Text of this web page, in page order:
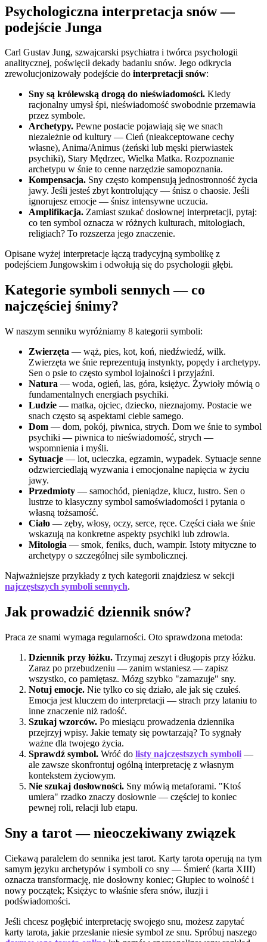
Psychologiczna interpretacja snów —
podejście Junga
Carl Gustav Jung, szwajcarski psychiatra i twórca psychologii
analitycznej, poświęcił dekady badaniu snów. Jego odkrycia
zrewolucjonizowały podejście do interpretacji snów:
Sny są królewską drogą do nieświadomości. Kiedy
racjonalny umysł śpi, nieświadomość swobodnie przemawia
przez symbole.
Archetypy. Pewne postacie pojawiają się we snach
niezależnie od kultury — Cień (nieakceptowane cechy
własne), Anima/Animus (żeński lub męski pierwiastek
psychiki), Stary Mędrzec, Wielka Matka. Rozpoznanie
archetypu w śnie to cenne narzędzie samopoznania.
Kompensacja. Sny często kompensują jednostronność życia
jawy. Jeśli jesteś zbyt kontrolujący — śnisz o chaosie. Jeśli
ignorujesz emocje — śnisz intensywne uczucia.
Amplifikacja. Zamiast szukać dosłownej interpretacji, pytaj:
co ten symbol oznacza w różnych kulturach, mitologiach,
religiach? To rozszerza jego znaczenie.
Opisane wyżej interpretacje łączą tradycyjną symbolikę z
podejściem Jungowskim i odwołują się do psychologii głębi.
Kategorie symboli sennych — co
najczęściej śnimy?
W naszym senniku wyróżniamy 8 kategorii symboli:
Zwierzęta — wąż, pies, kot, koń, niedźwiedź, wilk.
Zwierzęta we śnie reprezentują instynkty, popędy i archetypy.
Sen o psie to często symbol lojalności i przyjaźni.
Natura — woda, ogień, las, góra, księżyc. Żywioły mówią o
fundamentalnych energiach psychiki.
Ludzie — matka, ojciec, dziecko, nieznajomy. Postacie we
snach często są aspektami ciebie samego.
Dom — dom, pokój, piwnica, strych. Dom we śnie to symbol
psychiki — piwnica to nieświadomość, strych —
wspomnienia i myśli.
Sytuacje — lot, ucieczka, egzamin, wypadek. Sytuacje senne
odzwierciedlają wyzwania i emocjonalne napięcia w życiu
jawy.
Przedmioty — samochód, pieniądze, klucz, lustro. Sen o
lustrze to klasyczny symbol samoświadomości i pytania o
własną tożsamość.
Ciało — zęby, włosy, oczy, serce, ręce. Części ciała we śnie
wskazują na konkretne aspekty psychiki lub zdrowia.
Mitologia — smok, feniks, duch, wampir. Istoty mityczne to
archetypy o szczególnej sile symbolicznej.
Najważniejsze przykłady z tych kategorii znajdziesz w sekcji
najczęstszych symboli sennych.
Jak prowadzić dziennik snów?
Praca ze snami wymaga regularności. Oto sprawdzona metoda:
Dziennik przy łóżku. Trzymaj zeszyt i długopis przy łóżku.
Zaraz po przebudzeniu — zanim wstaniesz — zapisz
wszystko, co pamiętasz. Mózg szybko "zamazuje" sny.
Notuj emocje. Nie tylko co się działo, ale jak się czułeś.
Emocja jest kluczem do interpretacji — strach przy lataniu to
inne znaczenie niż radość.
Szukaj wzorców. Po miesiącu prowadzenia dziennika
przejrzyj wpisy. Jakie tematy się powtarzają? To sygnały
ważne dla twojego życia.
Sprawdź symbol. Wróć do listy najczęstszych symboli —
ale zawsze skonfrontuj ogólną interpretację z własnym
kontekstem życiowym.
Nie szukaj dosłowności. Sny mówią metaforami. "Ktoś
umiera" rzadko znaczy dosłownie — częściej to koniec
pewnej roli, relacji lub etapu.
Sny a tarot — nieoczekiwany związek
Ciekawą paralelem do sennika jest tarot. Karty tarota operują na tym
samym języku archetypów i symboli co sny — Śmierć (karta XIII)
oznacza transformację, nie dosłowny koniec; Głupiec to wolność i
nowy początek; Księżyc to właśnie sfera snów, iluzji i
podświadomości.
Jeśli chcesz pogłębić interpretację swojego snu, możesz zapytać
karty tarota, jakie przesłanie niesie symbol ze snu. Spróbuj naszego